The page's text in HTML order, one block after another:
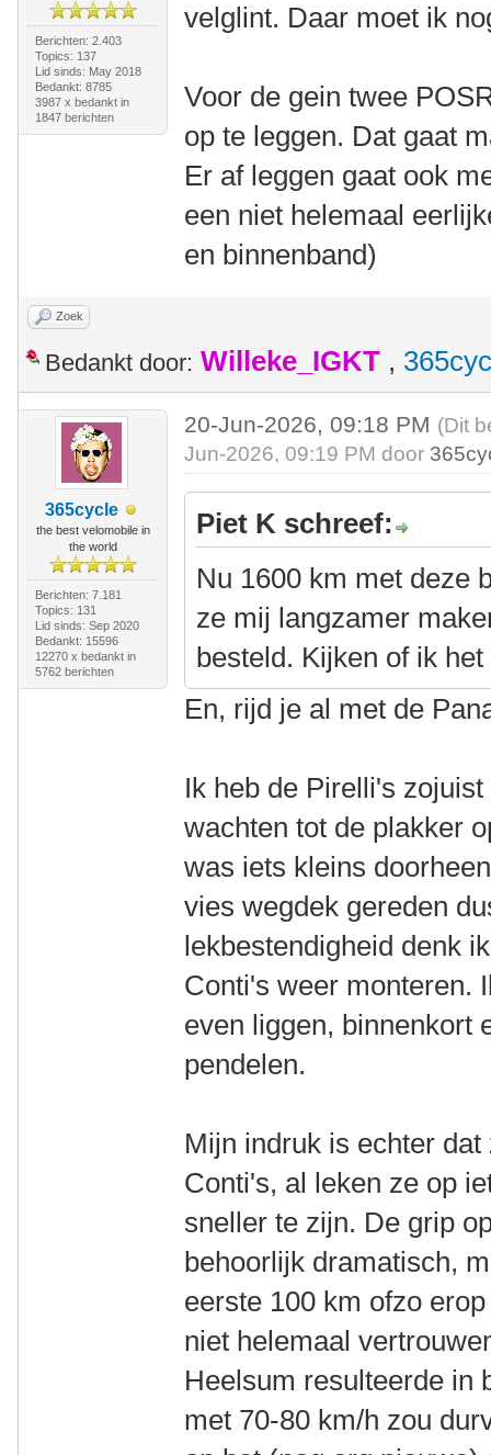
Berichten: 2.403
Topics: 137
Lid sinds: May 2018
Bedankt: 8785
3987 x bedankt in
1847 berichten
velglint. Daar moet ik
Voor de gein twee
op te leggen. Dat gaat
Er af leggen gaat ook
een niet helemaal
en binnenband)
Zoek
Bedankt door: Willeke_IGKT ,
365cycle
the best velomobile in
the world
Berichten: 7.181
Topics: 131
Lid sinds: Sep 2020
Bedankt: 15596
12270 x bedankt in
5762 berichten
20-Jun-2026, 09:18 PM (Dit
Jun-2026, 09:19 PM door
Piet K schreef:
Nu 1600 km met deze
ze mij langzamer
besteld. Kijken of ik
En, rijd je al met de
Ik heb de Pirelli's
wachten tot de plakker
was iets kleins
vies wegdek gereden
lekbestendigheid denk
Conti's weer monteren.
even liggen, binnenkort
pendelen.
Mijn indruk is echter
Conti's, al leken ze op
sneller te zijn. De grip
behoorlijk dramatisch,
eerste 100 km ofzo
niet helemaal
Heelsum resulteerde in
met 70-80 km/h zou